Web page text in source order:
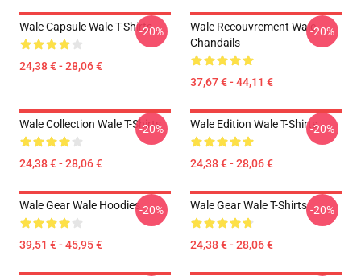
Wale Capsule Wale T-Shirts
24,38 € - 28,06 €
-20%
Wale Recouvrement Wale
Chandails
37,67 € - 44,11 €
-20%
Wale Collection Wale T-Shirts
24,38 € - 28,06 €
-20% Wale Edition Wale T-Shirts
24,38 € - 28,06 €
-20%
Wale Gear Wale Hoodies
39,51 € - 45,95 €
-20% Wale Gear Wale T-Shirts
24,38 € - 28,06 €
-20%